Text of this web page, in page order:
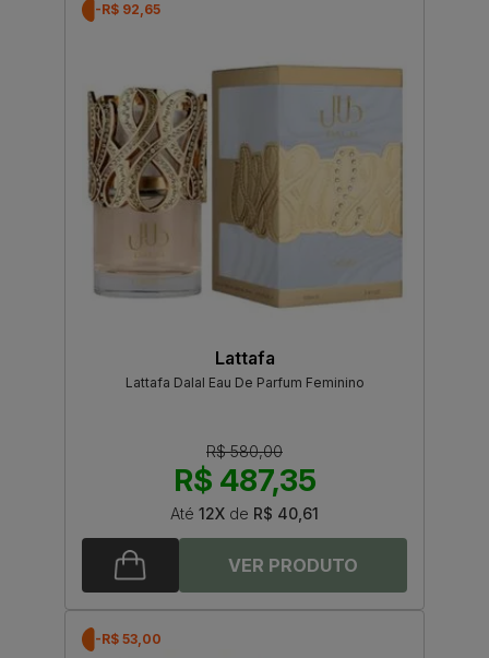
-R$ 92,65
Lattafa
Lattafa Dalal Eau De Parfum Feminino
R$ 580,00
R$ 487,35
Até 12X de R$ 40,61
-R$ 53,00